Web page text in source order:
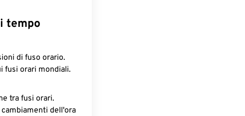
tempo
di fuso orario.
fusi orari mondiali.
tra fusi orari.
dell'ora